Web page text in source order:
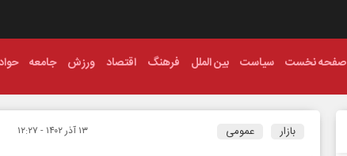
صفحه نخست سیاست بین الملل فرهنگ اقتصاد ورزش جامعه
بازار عمومی ۱۳ آذر ۱۴۰۲ - ۱۲:۲۷